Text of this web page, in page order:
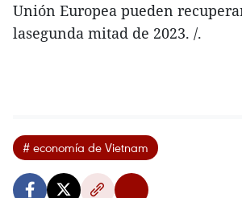
Unión Europea pueden
lasegunda mitad de 2023. /.
# economía de Vietnam